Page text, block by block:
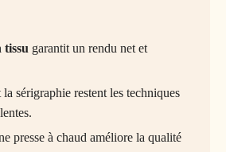
tissu garantit un rendu net et
la sérigraphie restent les techniques
presse à chaud améliore la qualité